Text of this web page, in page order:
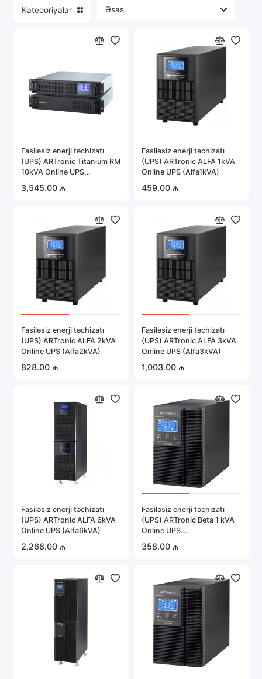
Portativ elektronika
Server avadanlığı
Avtomobil elektronikası
Kateqoriyalar
Fasiləsiz enerji təchizatı
(UPS) ARTronic Titanium RM
10kVA Online UPS
3,545.00 ₼
Fasiləsiz enerji təchizatı
(UPS) ARTronic ALFA 1kVA
Online UPS (Alfa1kVA)
459.00 ₼
Fasiləsiz enerji təchizatı
(UPS) ARTronic ALFA 2kVA
Online UPS (Alfa2kVA)
828.00 ₼
Fasiləsiz enerji təchizatı
(UPS) ARTronic ALFA 3kVA
Online UPS (Alfa3kVA)
1,003.00 ₼
Fasiləsiz enerji təchizatı
(UPS) ARTronic ALFA 6kVA
Online UPS (Alfa6kVA)
2,268.00 ₼
Fasiləsiz enerji təchizatı
(UPS) ARTronic Beta 1 kVA
Online UPS
358.00 ₼